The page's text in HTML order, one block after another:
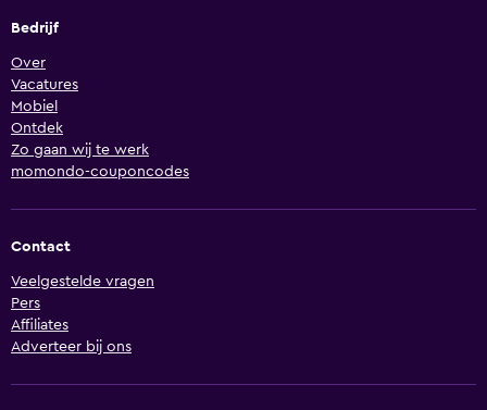
Bedrijf
Over
Vacatures
Mobiel
Ontdek
Zo gaan wij te werk
momondo-couponcodes
Contact
Veelgestelde vragen
Pers
Affiliates
Adverteer bij ons